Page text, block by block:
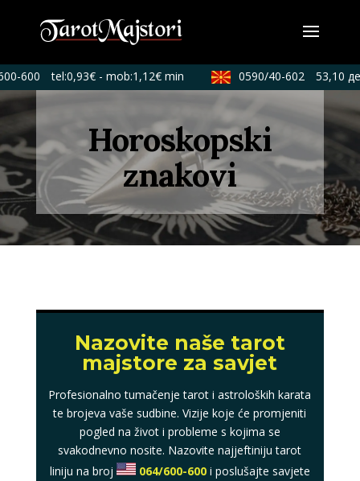
600 tel:0,93€ - mob:1,12€ min 0590/40-602 53,10
Horoskopski
znakovi
Nazovite naše tarot
majstore za savjet
Profesionalno tumačenje tarot i astroloških karata
te brojeva vaše sudbine. Vizije koje će promjeniti
pogled na život i probleme s kojima se
svakodnevno nosite. Nazovite najjeftiniju tarot
liniju na broj
064/600-600 i poslušajte savjete